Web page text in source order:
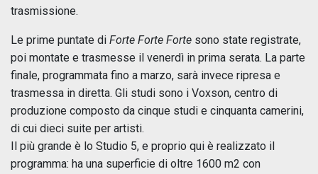
trasmissione.
Le prime puntate di Forte Forte Forte sono state registrate,
poi montate e trasmesse il venerdì in prima serata. La parte
finale, programmata fino a marzo, sarà invece ripresa e
trasmessa in diretta. Gli studi sono i Voxson, centro di
produzione composto da cinque studi e cinquanta camerini,
di cui dieci suite per artisti.
Il più grande è lo Studio 5, e proprio qui è realizzato il
programma: ha una superficie di oltre 1600 m2 con